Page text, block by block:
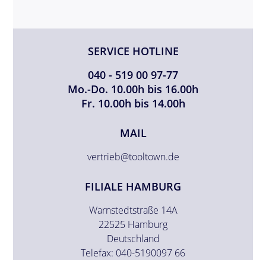
SERVICE HOTLINE
040 - 519 00 97-77
Mo.-Do. 10.00h bis 16.00h
Fr. 10.00h bis 14.00h
MAIL
vertrieb@tooltown.de
FILIALE HAMBURG
Warnstedtstraße 14A
22525 Hamburg
Deutschland
Telefax: 040-5190097 66